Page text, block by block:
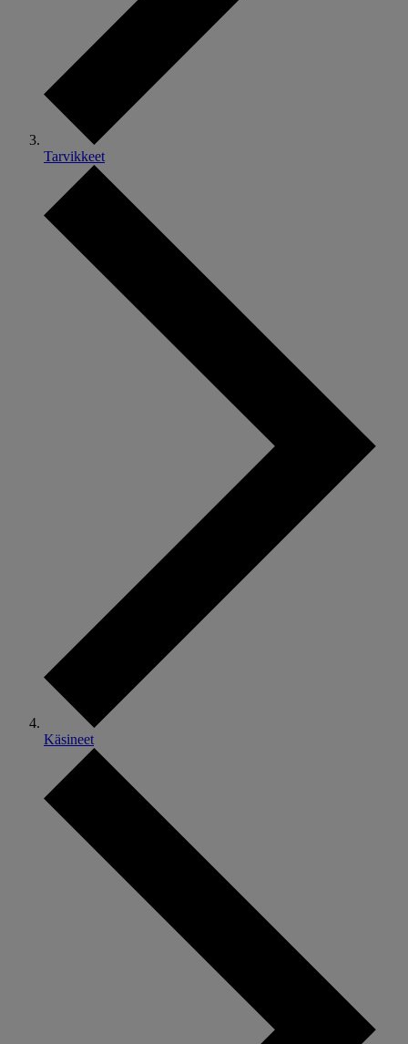
Tarvikkeet
Käsineet